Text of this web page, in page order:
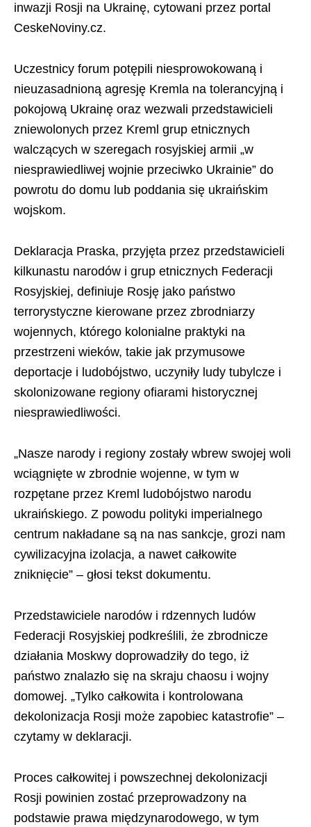
inwazji Rosji na Ukrainę, cytowani przez portal
CeskeNoviny.cz.
Uczestnicy forum potępili niesprowokowaną i
nieuzasadnioną agresję Kremla na tolerancyjną i
pokojową Ukrainę oraz wezwali przedstawicieli
zniewolonych przez Kreml grup etnicznych
walczących w szeregach rosyjskiej armii „w
niesprawiedliwej wojnie przeciwko Ukrainie” do
powrotu do domu lub poddania się ukraińskim
wojskom.
Deklaracja Praska, przyjęta przez przedstawicieli
kilkunastu narodów i grup etnicznych Federacji
Rosyjskiej, definiuje Rosję jako państwo
terrorystyczne kierowane przez zbrodniarzy
wojennych, którego kolonialne praktyki na
przestrzeni wieków, takie jak przymusowe
deportacje i ludobójstwo, uczyniły ludy tubylcze i
skolonizowane regiony ofiarami historycznej
niesprawiedliwości.
„Nasze narody i regiony zostały wbrew swojej woli
wciągnięte w zbrodnie wojenne, w tym w
rozpętane przez Kreml ludobójstwo narodu
ukraińskiego. Z powodu polityki imperialnego
centrum nakładane są na nas sankcje, grozi nam
cywilizacyjna izolacja, a nawet całkowite
zniknięcie” – głosi tekst dokumentu.
Przedstawiciele narodów i rdzennych ludów
Federacji Rosyjskiej podkreślili, że zbrodnicze
działania Moskwy doprowadziły do tego, iż
państwo znalazło się na skraju chaosu i wojny
domowej. „Tylko całkowita i kontrolowana
dekolonizacja Rosji może zapobiec katastrofie” –
czytamy w deklaracji.
Proces całkowitej i powszechnej dekolonizacji
Rosji powinien zostać przeprowadzony na
podstawie prawa międzynarodowego, w tym